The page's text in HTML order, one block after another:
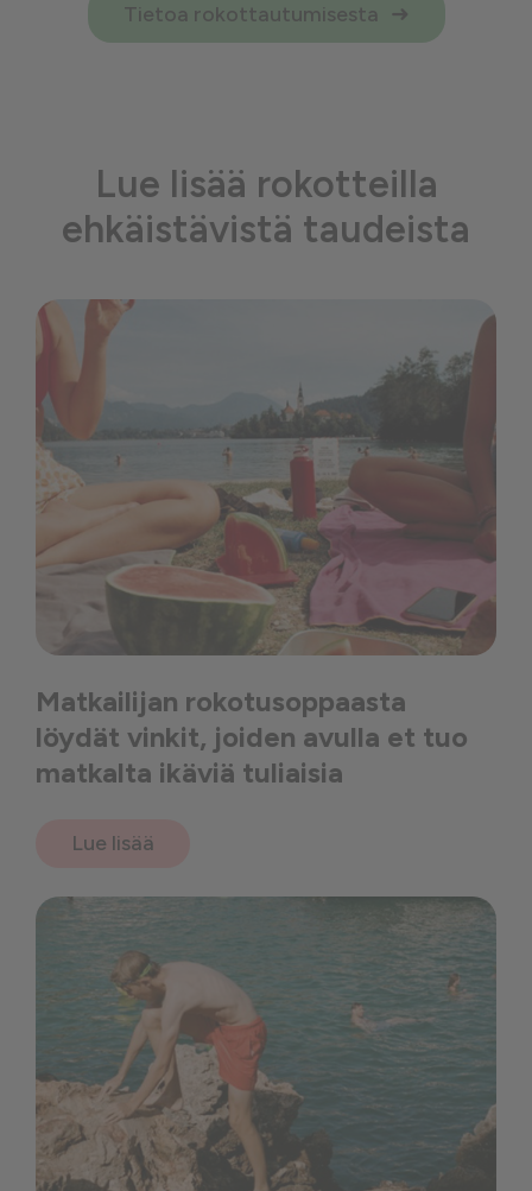
Tietoa rokottautumisesta
Lue lisää rokotteilla
ehkäistävistä taudeista
Matkailijan rokotusoppaasta
löydät vinkit, joiden avulla et tuo
matkalta ikäviä tuliaisia
Lue lisää